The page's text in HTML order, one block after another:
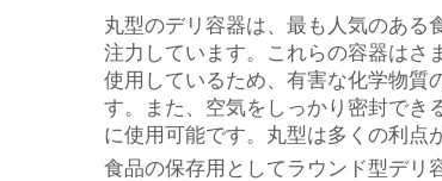
丸型のデリ容器は、最も人気のある
注力しています。これらの容器はさ
使用しているため、有害な化学物質
す。また、空気をしっかり密封でき
に使用可能です。丸型は多くの利点
食品の保存用としてラウンド型デリ